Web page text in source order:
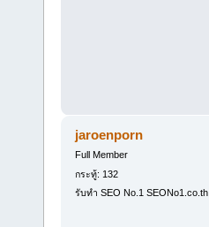
jaroenporn
Full Member
กระทู้: 132
รับทำ SEO No.1 SEONo1.co.th